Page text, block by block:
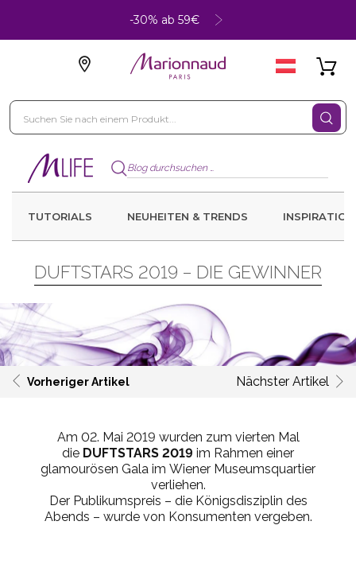
-30% ab 59€
TUTORIALS NEUHEITEN & TRENDS INSPIRATION
DUFTSTARS 2019 – DIE GEWINNER
Vorheriger Artikel Nächster Artikel
Am 02. Mai 2019 wurden zum vierten Mal
die DUFTSTARS 2019 im Rahmen einer
glamourösen Gala im Wiener Museumsquartier
verliehen.
Der Publikumspreis – die Königsdisziplin des
Abends – wurde von Konsumenten vergeben.